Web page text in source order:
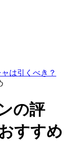
は引くべき？
の評
すすめ